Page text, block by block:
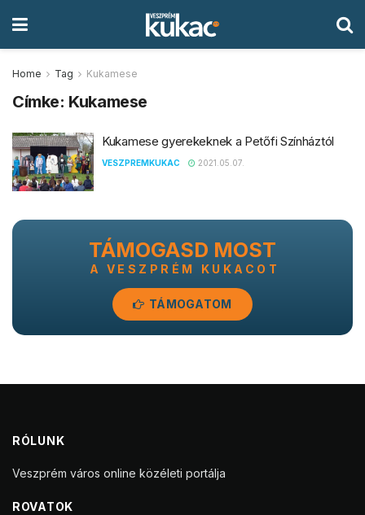
Home Tag Kukamese
Címke: Kukamese
Kukamese gyerekeknek a Petőfi Színháztól
VESZPREMKUKAC 2021.05.07.
TÁMOGASD MOST
A VESZPRÉM KUKACOT
TÁMOGATOM
RÓLUNK
Veszprém város online közéleti portálja
ROVATOK